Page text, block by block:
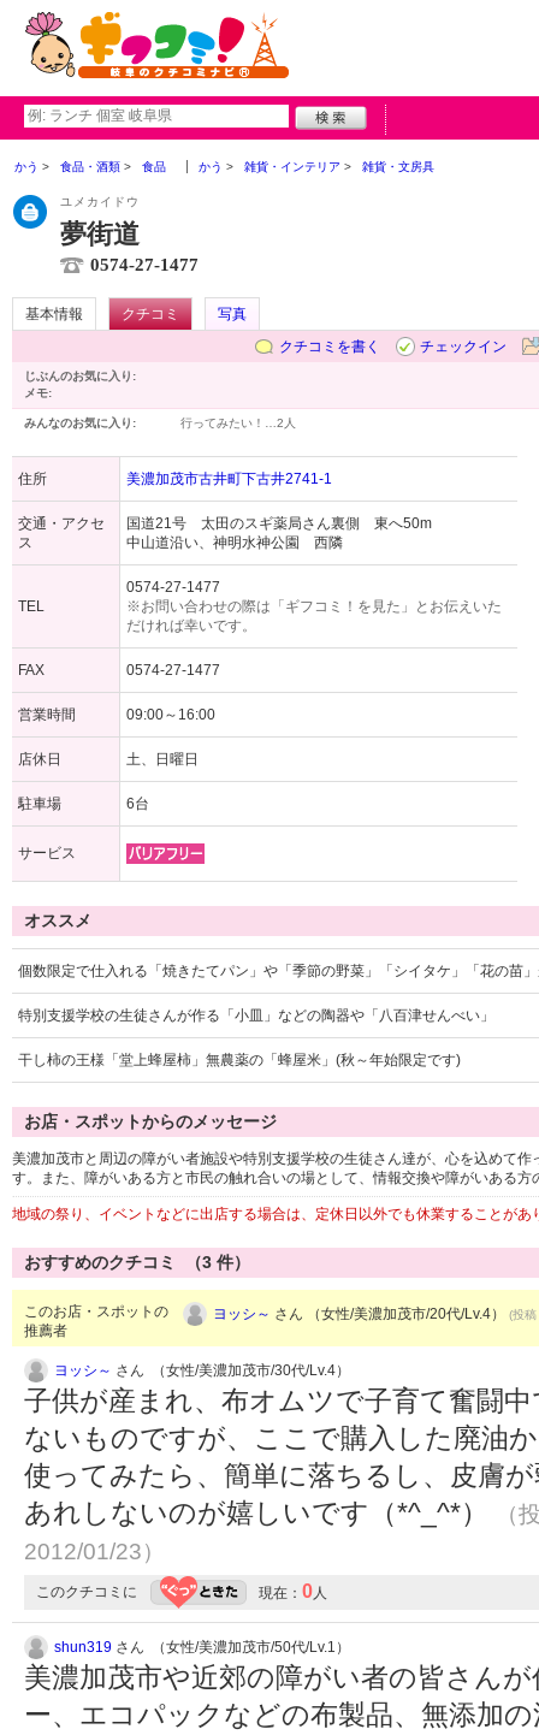
かう 食品・酒類 食品 かう 雑貨・インテリア 雑貨・文房具
ユメカイドウ
夢街道
0574-27-1477
基本情報 クチコミ
写真
クチコミを書く
チェックイン
じぶんのお気に入り:
メモ:
みんなのお気に入り: 行ってみたい！… 2人
住所 美濃加茂市古井町下古井2741-1
交通・アクセ
ス
国道21号 太田のスギ薬局さん裏側 東へ50m
中山道沿い、神明水神公園 西隣
TEL
0574-27-1477
※お問い合わせの際は「ギフコミ！を見た」とお伝えいた
だければ幸いです。
FAX 0574-27-1477
営業時間 09:00～16:00
店休日 土、日曜日
駐車場 6台
サービス
オススメ
個数限定で仕入れる「焼きたてパン」や「季節の野菜」「シイタケ」「花の苗
特別支援学校の生徒さんが作る「小皿」などの陶器や「八百津せんべい」
干し柿の王様「堂上蜂屋柿」無農薬の「蜂屋米」(秋～年始限定です)
お店・スポットからのメッセージ
美濃加茂市と周辺の障がい者施設や特別支援学校の生徒さん達が、心を込めて
す。また、障がいある方と市民の触れ合いの場として、情報交換や障がいある
地域の祭り、イベントなどに出店する場合は、定休日以外でも休業することがあ
おすすめのクチコミ （3 件）
このお店・スポットの
推薦者
ヨッシ～ さん （女性/美濃加茂市/20代/Lv.4） (投
ヨッシ～ さん （女性/美濃加茂市/30代/Lv.4）
子供が産まれ、布オムツで子育て奮闘
ないものですが、ここで購入した廃油
使ってみたら、簡単に落ちるし、皮膚
あれしないのが嬉しいです（*^_^*）
（
2012/01/23）
このクチコミに 現在： 0人
shun319 さん （女性/美濃加茂市/50代/Lv.1）
美濃加茂市や近郊の障がい者の皆さん
ー、エコパックなどの布製品、無添加